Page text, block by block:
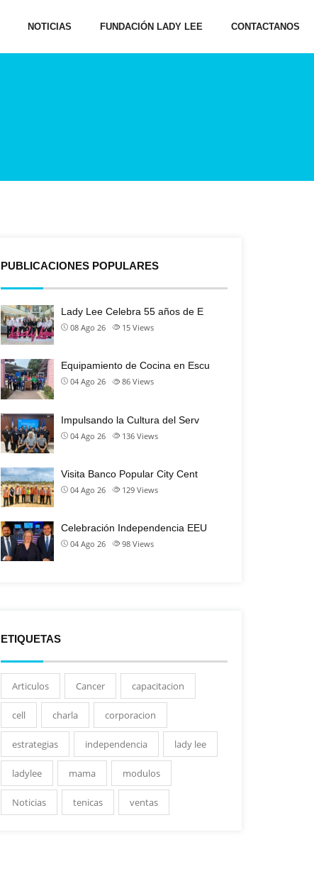
NOTICIAS FUNDACIÓN LADY LEE CONTACTANOS
PUBLICACIONES POPULARES
Lady Lee Celebra 55 años de E
08 Ago 26 15 Views
Equipamiento de Cocina en Escu
04 Ago 26 86 Views
Impulsando la Cultura del Serv
04 Ago 26 136 Views
Visita Banco Popular City Cent
04 Ago 26 129 Views
Celebración Independencia EEU
04 Ago 26 98 Views
ETIQUETAS
Articulos Cancer capacitacion
cell charla corporacion
estrategias independencia lady lee
ladylee mama modulos
Noticias tenicas ventas